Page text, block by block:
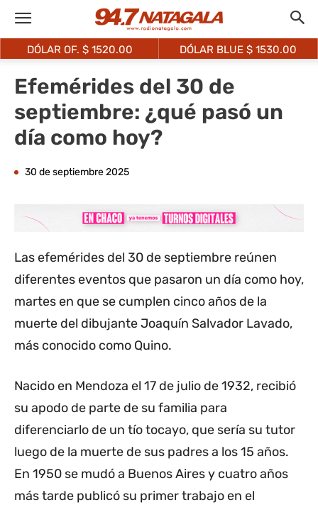
DÓLAR OF. $ 1520.00 DÓLAR BLUE $ 1530.00
Efemérides del 30 de
septiembre: ¿qué pasó un
día como hoy?
30 de septiembre 2025
Las efemérides del 30 de septiembre reúnen
diferentes eventos que pasaron un día como hoy,
martes en que se cumplen cinco años de la
muerte del dibujante Joaquín Salvador Lavado,
más conocido como Quino.
Nacido en Mendoza el 17 de julio de 1932, recibió
su apodo de parte de su familia para
diferenciarlo de un tío tocayo, que sería su tutor
luego de la muerte de sus padres a los 15 años.
En 1950 se mudó a Buenos Aires y cuatro años
más tarde publicó su primer trabajo en el